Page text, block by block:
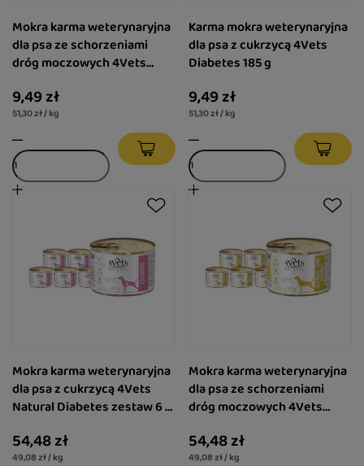
Mokra karma weterynaryjna
dla psa ze schorzeniami
dróg moczowych 4Vets
185 g
9,49 zł
51,30 zł / kg
Karma mokra weterynaryjna
dla psa z cukrzycą 4Vets
Diabetes 185 g
9,49 zł
51,30 zł / kg
Mokra karma weterynaryjna
dla psa z cukrzycą 4Vets
Natural Diabetes zestaw 6 x
54,48 zł
49,08 zł / kg
Mokra karma weterynaryjna
dla psa ze schorzeniami
dróg moczowych 4Vets
6 x 185 g
54,48 zł
49,08 zł / kg